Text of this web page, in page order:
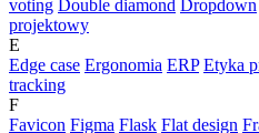
voting Double diamond Dropdown
projektowy
E
Edge case Ergonomia ERP Etyka
tracking
F
Favicon Figma Flask Flat design